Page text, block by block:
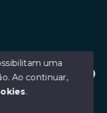
para te ajudar.
uma
Ao continuar,
.